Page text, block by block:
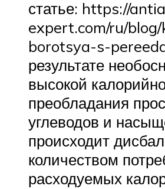
статье: https://
expert.com/ru/
borotsya-s-
результате
высокой
преобладания
углеводов и
происходит
количеством
расходуемых